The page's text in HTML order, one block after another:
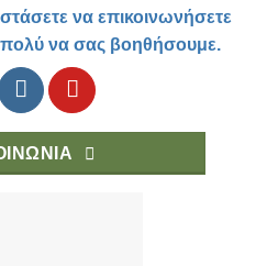
να επικοινωνήσετε
πολύ να σας βοηθήσουμε.